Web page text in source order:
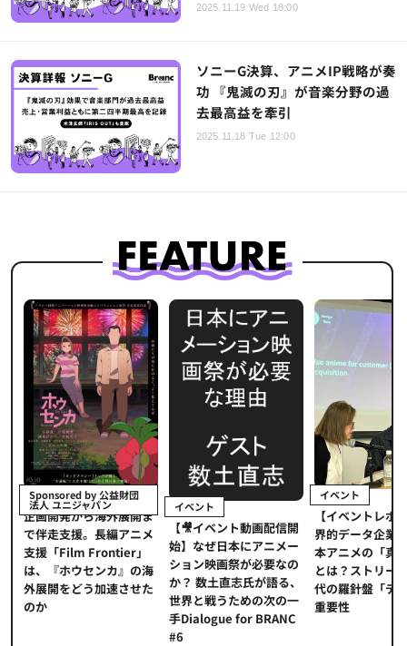
2025.11.19 Wed 18:00
ソニーG決算、アニメIP戦略が奏
功 『鬼滅の刃』が音楽分野の過
去最高益を牽引
2025.11.18 Tue 12:00
Sponsored by 公益財団
法人 ユニジャパン
企画開発から海外展開ま
で伴走支援。長編アニメ
支援「Film Frontier」
は、『ホウセンカ』の海
外展開をどう加速させた
のか
イベント
【🎥イベント動画配信開
始】なぜ日本にアニメー
ション映画祭が必要なの
か？ 数土直志氏が語る、
世界と戦うための次の一
手Dialogue for BRANC
#6
イベント
【イベントレポ
界的データ企業
本アニメの「真
とは？ストリー
代の羅針盤「デ
重要性